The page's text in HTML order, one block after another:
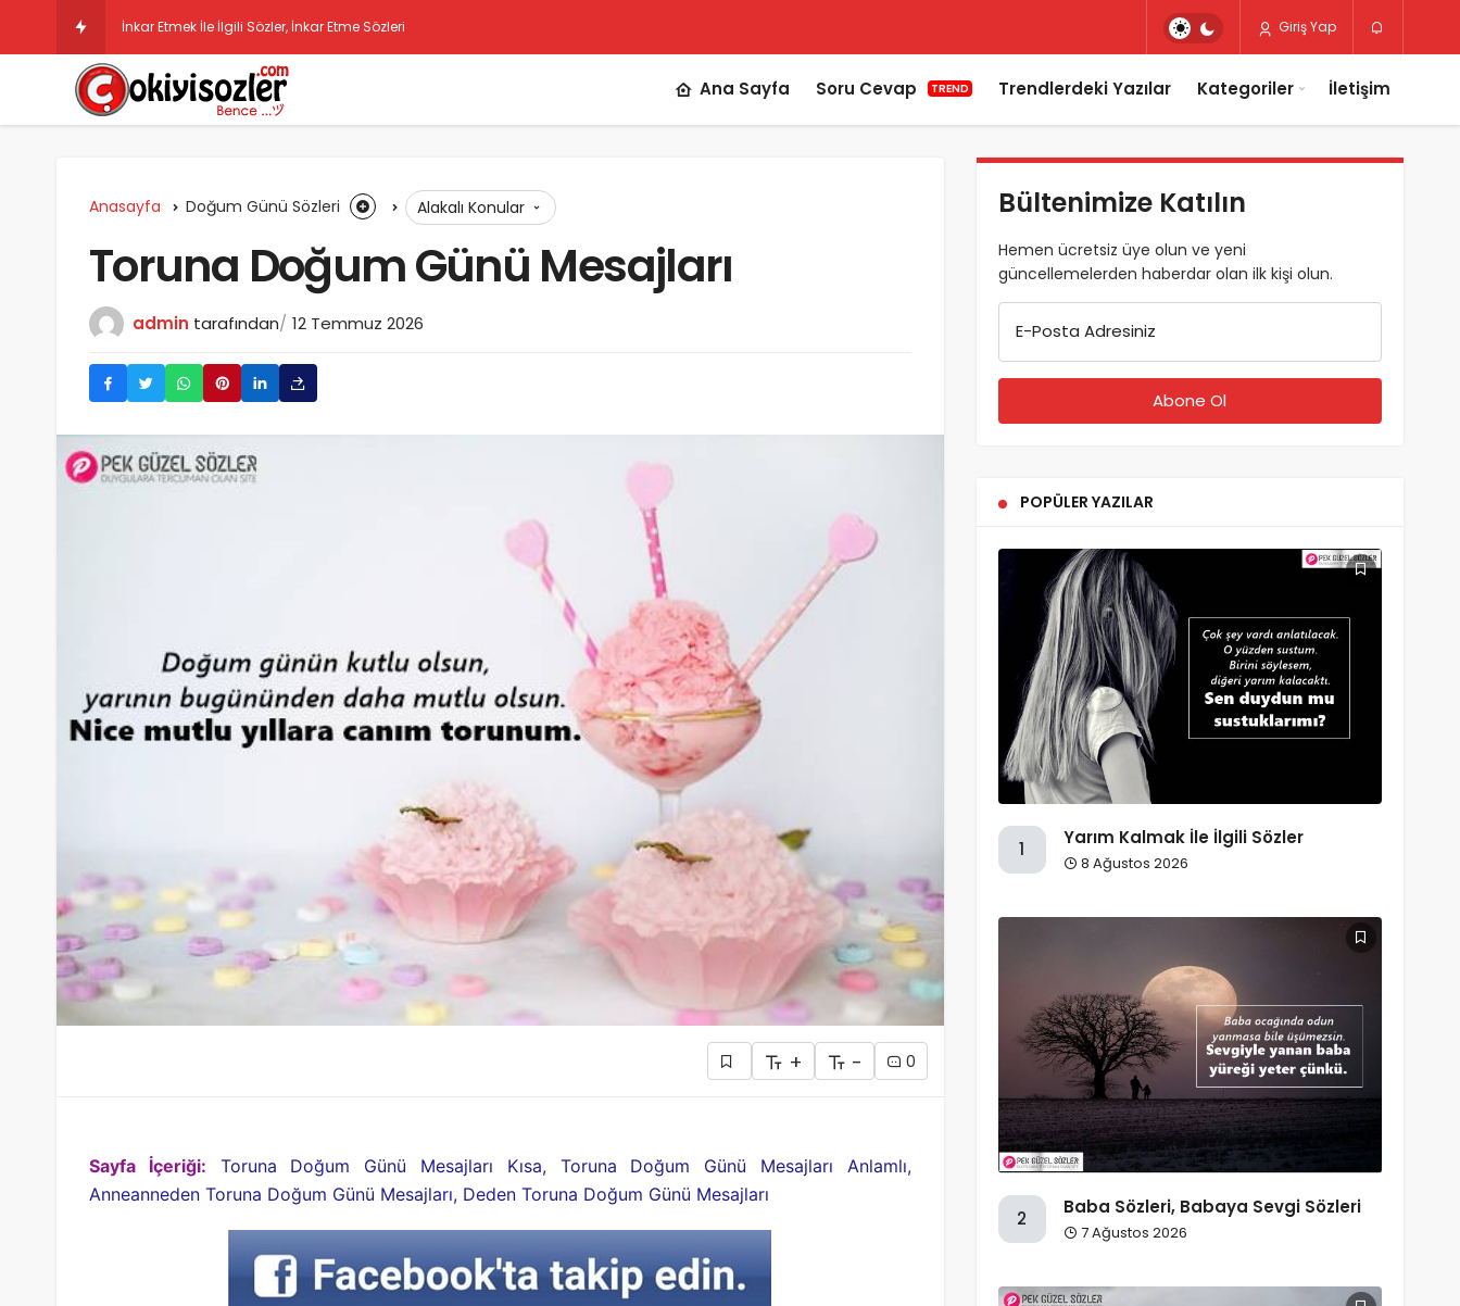
İnkar Etmek İle İlgili Sözler, İnkar Etme Sözleri Giriş Yap
Ana Sayfa Soru Cevap TREND Trendlerdeki Yazılar Kategoriler İletişim
Anasayfa Doğum Günü Sözleri Alakalı Konular
Toruna Doğum Günü Mesajları
admin tarafından 12 Temmuz 2026
+ - 0
Sayfa İçeriği:
Toruna Doğum Günü Mesajları Kısa, Toruna Doğum Günü Mesajları Anlamlı,
Anneanneden Toruna Doğum Günü Mesajları, Deden Toruna Doğum Günü Mesajları
Bültenimize Katılın
Hemen ücretsiz üye olun ve yeni
güncellemelerden haberdar olan ilk kişi olun.
E-Posta Adresiniz
POPÜLER YAZILAR
1
Yarım Kalmak İle İlgili Sözler
8 Ağustos 2026
2
Baba Sözleri, Babaya Sevgi Sözleri
7 Ağustos 2026